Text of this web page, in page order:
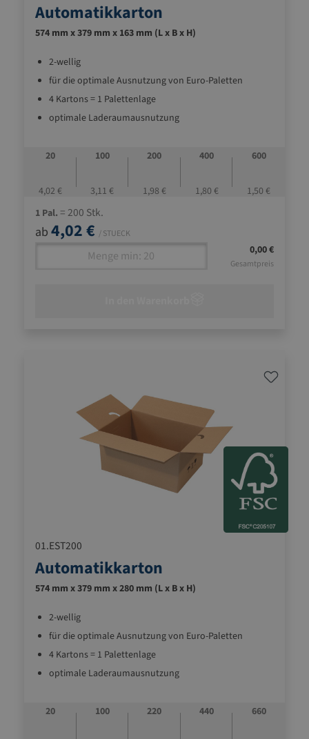
Automatikkarton
574 mm x 379 mm x 163 mm (L x B x H)
2-wellig
für die optimale Ausnutzung von Euro-Paletten
4 Kartons = 1 Palettenlage
optimale Laderaumausnutzung
Deckel mit Einsteckverschluss
Transportmittel geeignet
20
4,02 €
100
3,11 €
200
1,98 €
400
1,80 €
600
1,50 €
1 Pal. = 200 Stk.
ab 4,02 € / STUECK
0,00 €
Gesamtpreis
01.EST200
Automatikkarton
574 mm x 379 mm x 280 mm (L x B x H)
2-wellig
für die optimale Ausnutzung von Euro-Paletten
4 Kartons = 1 Palettenlage
optimale Laderaumausnutzung
Deckel mit Einsteckverschluss
20 100 220 440 660